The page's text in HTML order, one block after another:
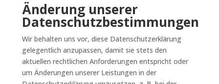
Änderung unserer
Datenschutzbestimmungen
Wir behalten uns vor, diese Datenschutzerklärung
gelegentlich anzupassen, damit sie stets den
aktuellen rechtlichen Anforderungen entspricht oder
um Änderungen unserer Leistungen in der